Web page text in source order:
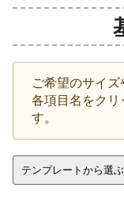
ご希望のサイズ
各項目名をクリ
す。
テンプレートから選ぶ